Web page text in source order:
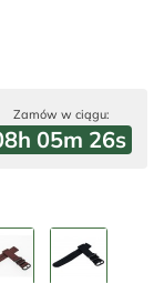
Zamów w ciągu:
h 05m 26s